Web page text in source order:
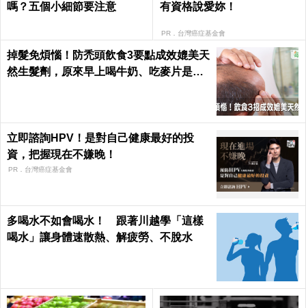
嗎？五個小細節要注意
有資格說愛妳！
PR．台灣癌症基金會
掉髮免煩惱！防禿頭飲食3要點成效媲美天
然生髮劑，原來早上喝牛奶、吃麥片是錯
立即諮詢HPV！是對自己健康最好的投
資，把握現在不嫌晚！
PR．台灣癌症基金會
多喝水不如會喝水！ 跟著川越學「這樣
喝水」讓身體速散熱、解疲勞、不脫水